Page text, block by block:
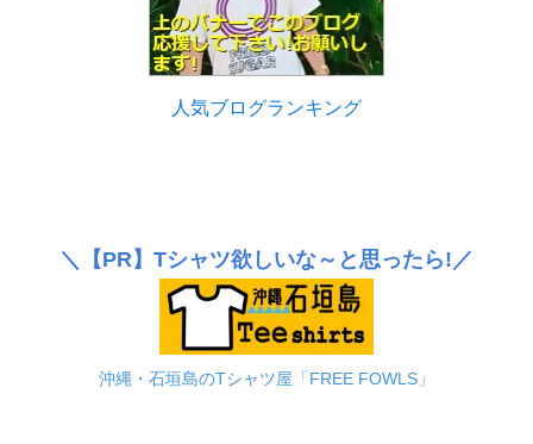
人気ブログランキング
＼ 【PR】 Tシャツ欲しいな～と思ったら!／
沖縄・石垣島のTシャツ屋「FREE FOWLS」